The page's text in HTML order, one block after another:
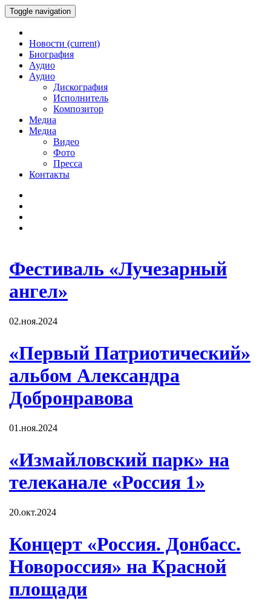
Toggle navigation
Новости (current)
Биография
Аудио
Аудио
Дискография
Исполнитель
Композитор
Медиа
Медиа
Видео
Фото
Пресса
Контакты
Фестиваль «Лучезарный
ангел»
02.ноя.2024
«Первый Патриотический»
альбом Александра
Добронравова
01.ноя.2024
«Измайловский парк» на
телеканале «Россия 1»
20.окт.2024
Концерт «Россия. Донбасс.
Новороссия» на Красной
площади